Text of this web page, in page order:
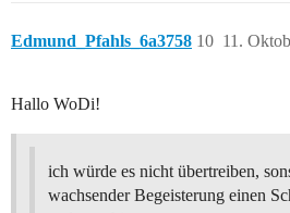
Edmund_Pfahls_6a3758 11.
10
Hallo WoDi!
ich würde es nicht übertreiben,
wachsender Begeisterung einen